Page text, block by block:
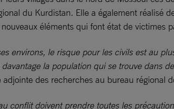
du Kurdistan. Elle a également réalisé
éléments qui font état de victimes
environs, le risque pour les civils est au
la population qui se trouve dans
des recherches au bureau régional
conflit doivent prendre toutes les